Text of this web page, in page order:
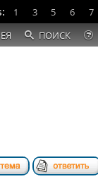
1 3 5 6 7
ПОИСК